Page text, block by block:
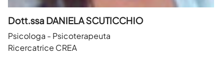
Dott.ssa DANIELA SCUTICCHIO
Psicologa - Psicoterapeuta
Ricercatrice CREA